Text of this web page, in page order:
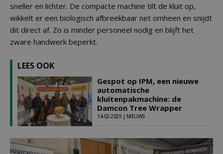
sneller en lichter. De compacte machine tilt de kluit op,
wikkelt er een biologisch afbreekbaar net omheen en snijdt
dit direct af. Zo is minder personeel nodig en blijft het
zware handwerk beperkt.
LEES OOK
Gespot op IPM, een nieuwe
automatische
kluitenpakmachine: de
Damcon Tree Wrapper
14-02-2025 | NIEUWS